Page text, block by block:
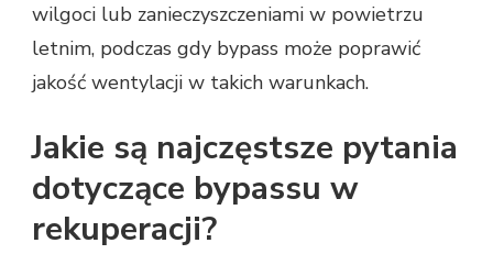
wilgoci lub zanieczyszczeniami w powietrzu
letnim, podczas gdy bypass może poprawić
jakość wentylacji w takich warunkach.
Jakie są najczęstsze pytania
dotyczące bypassu w
rekuperacji?